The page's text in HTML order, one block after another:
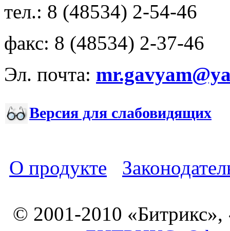
тел.: 8 (48534) 2-54-46
факс: 8 (48534) 2-37-46
Эл. почта:
Версия для слабовидящих
О продукте
© 2001-2010 «Битрикс»,